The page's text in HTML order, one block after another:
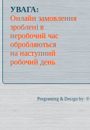
УВАГА:
Онлайн замовлення
зроблені в
неробочий час
обробляються
на наступний
робочий день
Programing & Design by: ©